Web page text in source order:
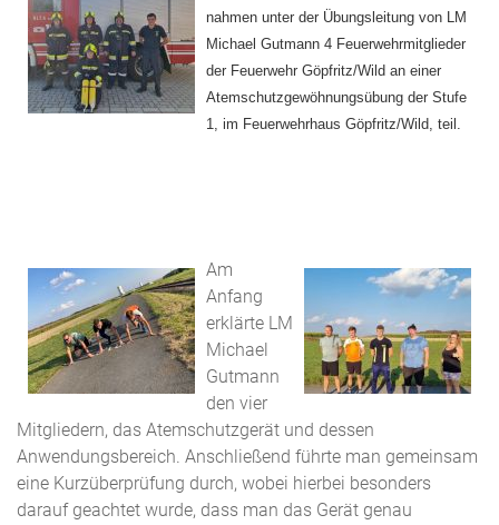
nahmen unter der Übungsleitung von LM
Michael Gutmann 4 Feuerwehrmitglieder
der Feuerwehr Göpfritz/Wild an einer
Atemschutzgewöhnungsübung der Stufe
1, im Feuerwehrhaus Göpfritz/Wild, teil.
Am
Anfang
erklärte LM
Michael
Gutmann
den vier
Mitgliedern, das Atemschutzgerät und dessen
Anwendungsbereich. Anschließend führte man gemeinsam
eine Kurzüberprüfung durch, wobei hierbei besonders
darauf geachtet wurde, dass man das Gerät genau